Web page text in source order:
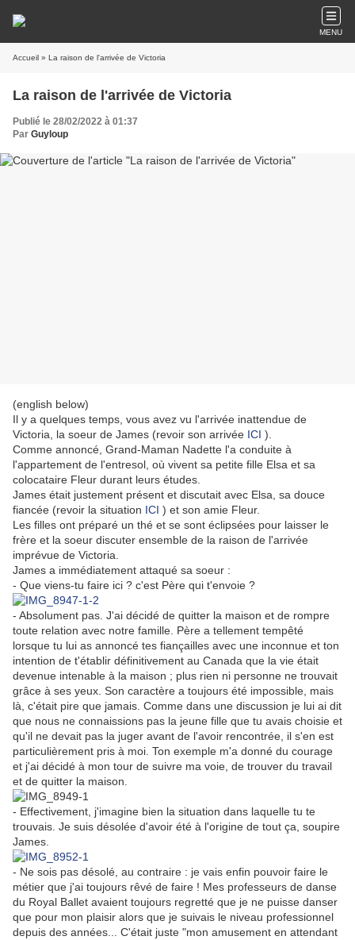
MENU
Accueil » La raison de l'arrivée de Victoria
La raison de l'arrivée de Victoria
Publié le 28/02/2022 à 01:37
Par Guyloup
(english below)
Il y a quelques temps, vous avez vu l'arrivée inattendue de
Victoria, la soeur de James (revoir son arrivée ICI ).
Comme annoncé, Grand-Maman Nadette l'a conduite à
l'appartement de l'entresol, où vivent sa petite fille Elsa et sa
colocataire Fleur durant leurs études.
James était justement présent et discutait avec Elsa, sa douce
fiancée (revoir la situation ICI ) et son amie Fleur.
Les filles ont préparé un thé et se sont éclipsées pour laisser le
frère et la soeur discuter ensemble de la raison de l'arrivée
imprévue de Victoria.
James a immédiatement attaqué sa soeur :
- Que viens-tu faire ici ? c'est Père qui t'envoie ?
- Absolument pas. J'ai décidé de quitter la maison et de rompre
toute relation avec notre famille. Père a tellement tempêté
lorsque tu lui as annoncé tes fiançailles avec une inconnue et ton
intention de t'établir définitivement au Canada que la vie était
devenue intenable à la maison ; plus rien ni personne ne trouvait
grâce à ses yeux. Son caractère a toujours été impossible, mais
là, c'était pire que jamais. Comme dans une discussion je lui ai dit
que nous ne connaissions pas la jeune fille que tu avais choisie et
qu'il ne devait pas la juger avant de l'avoir rencontrée, il s'en est
particulièrement pris à moi. Ton exemple m'a donné du courage
et j'ai décidé à mon tour de suivre ma voie, de trouver du travail
et de quitter la maison.
- Effectivement, j'imagine bien la situation dans laquelle tu te
trouvais. Je suis désolée d'avoir été à l'origine de tout ça, soupire
James.
- Ne sois pas désolé, au contraire : je vais enfin pouvoir faire le
métier que j'ai toujours rêvé de faire ! Mes professeurs de danse
du Royal Ballet avaient toujours regretté que je ne puisse danser
que pour mon plaisir alors que je suivais le niveau professionnel
depuis des années... C'était juste "mon amusement en attendant